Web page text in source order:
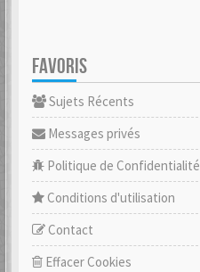
FAVORIS
Sujets Récents
Messages privés
Politique de Confidentialité
Conditions d'utilisation
Contact
Effacer Cookies